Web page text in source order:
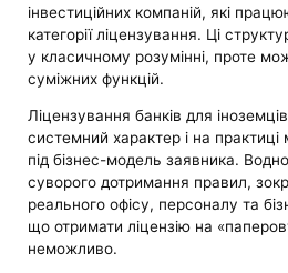
інвестиційних компаній, які
категорії ліцензування. Ці
у класичному розумінні, проте
суміжних функцій.
Ліцензування банків для
системний характер і на
під бізнес-модель заявника.
суворого дотримання правил,
реального офісу, персоналу та
що отримати ліцензію на
неможливо.